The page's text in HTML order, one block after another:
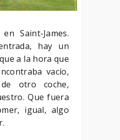
Saint-James.
hay un
a la hora que
vacío,
otro coche,
Que fuera
igual, algo